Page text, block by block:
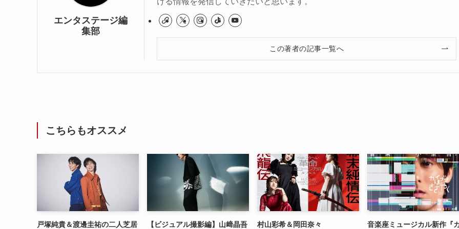
エンタステージ編
集部
この著者の記事一覧へ
こちらもオススメ
戸塚純貴＆渡邊圭祐の二人芝居 【ビジュアル撮影編】山﨑晶吾 村山彩希＆岡田奈々 音楽座ミュージカル新作『